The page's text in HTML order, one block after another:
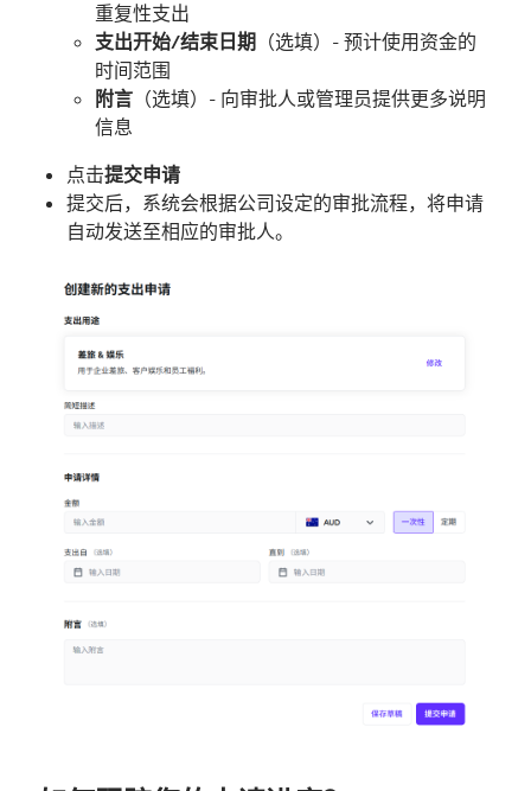
重复性支出
支出开始/结束日期 （选填）- 预计使用资金的
时间范围
附言 （选填）- 向审批人或管理员提供更多说明
信息
点击提交申请
提交后，系统会根据公司设定的审批流程，将申请
自动发送至相应的审批人。